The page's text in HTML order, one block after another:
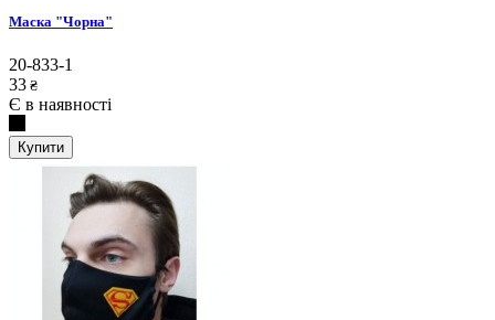
Маска "Чорна"
20-833-1
33 ₴
Є в наявності
Купити